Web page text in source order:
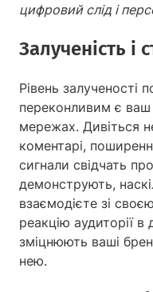
цифровий слід і
Залученість і
Рівень залученості
переконливим є ваш
мережах. Дивіться
коментарі,
сигнали свідчать
демонструють,
взаємодієте зі
реакцію аудиторії
зміцнюють ваші
нею.